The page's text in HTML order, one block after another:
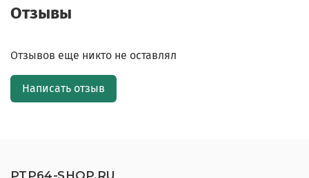
Отзывы
Отзывов еще никто не оставлял
Написать отзыв